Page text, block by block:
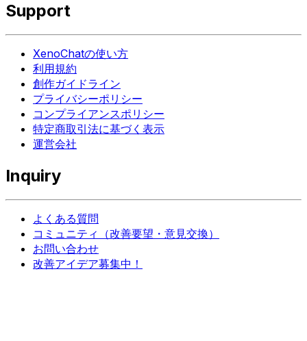
Support
XenoChatの使い方
利用規約
創作ガイドライン
プライバシーポリシー
コンプライアンスポリシー
特定商取引法に基づく表示
運営会社
Inquiry
よくある質問
コミュニティ（改善要望・意見交換）
お問い合わせ
改善アイデア募集中！